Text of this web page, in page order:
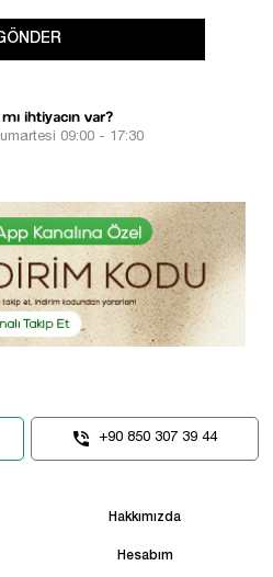
ihtiyacın var?
09:00 - 17:30
+90 850 307 39 44
Hakkımızda
Hesabım